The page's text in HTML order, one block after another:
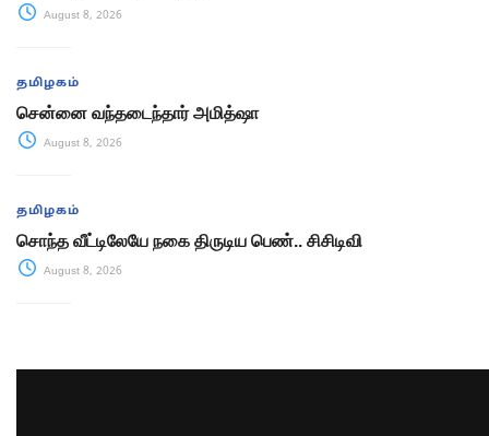
August 8, 2026
தமிழகம்
சென்னை வந்தடைந்தார் அமித்ஷா
August 8, 2026
தமிழகம்
சொந்த வீட்டிலேயே நகை திருடிய பெண்.. சிசிடிவி
August 8, 2026